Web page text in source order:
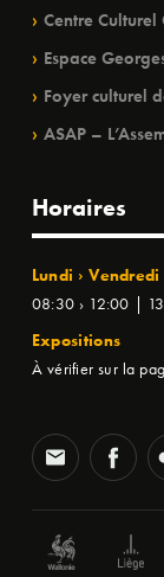
Centre
Espace
Foyer culturel
ASAP –
Horaires
Lundi › Vendredi
08:30 › 12:00 |
Expositions
À vérifier sur la